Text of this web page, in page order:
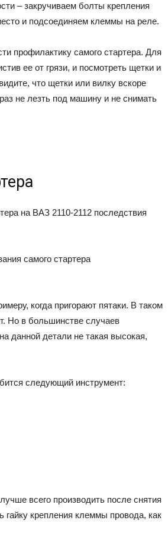
– закручиваем болты крепления
и подсоединяем клеммы на реле.
профилактику самого стартера. Для
ее от грязи, и посмотреть щетки и
что щетки или вилку вскоре
не лезть под машину и не снимать
на ВАЗ 2110-2112 последствия
самого стартера
когда пригорают пятаки. В таком
Но в большинстве случаев
данной детали не такая высокая,
следующий инструмент:
всего производить после снятия
гайку крепления клеммы провода, как